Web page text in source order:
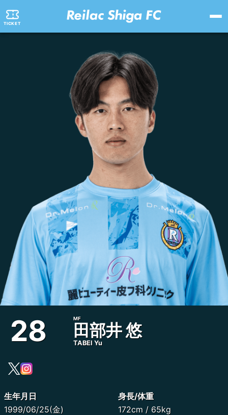
TICKET
28 MF
田部井 悠
TABEI Yu
生年月日
1999/06/25(金)
身長/体重
172cm / 65kg